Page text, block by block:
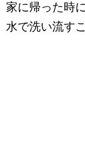
家に帰った時
水で洗い流す